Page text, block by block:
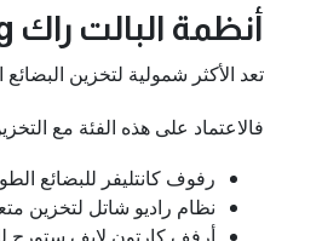
أنظمة البالت راك Pallet Racking
تعد الأكثر شمولية لتخزين البضائع
فالاعتماد على هذه الفئة مع
رفوف كانتليفر للبضائع
نظام راديو شاتل لتخزين